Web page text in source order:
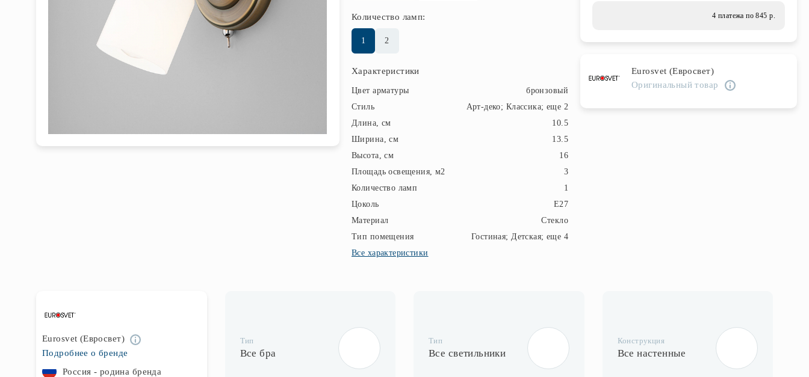
Количество ламп:
1 2
Характеристики
Цвет арматуры
бронзовый
Стиль
Арт-деко; Классика; еще 2
Длина, см
10.5
Ширина, см
13.5
Высота, см
16
Площадь освещения, м2
3
Количество ламп
1
Цоколь
E27
Материал
Стекло
Тип помещения
Гостиная; Детская; еще 4
Все характеристики
4 платежа по 845 р.
Eurosvet (Евросвет)
Оригинальный товар
Eurosvet (Евросвет)
Подробнее о бренде
Россия - родина бренда
Тип
Все бра
Тип
Все светильники
Конструкция
Все настенные